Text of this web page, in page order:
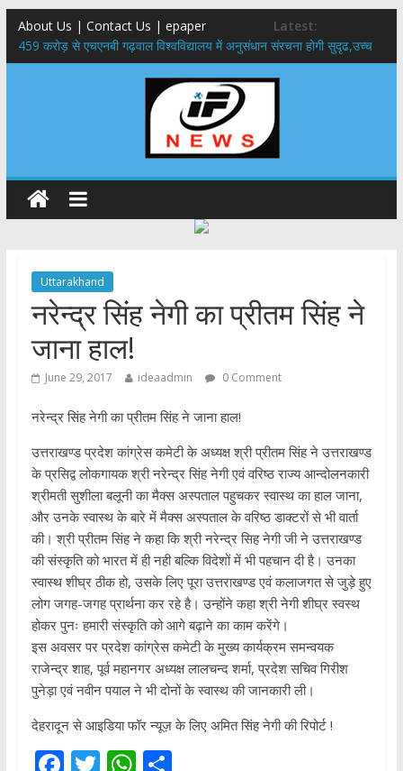
About Us | Contact Us | epaper
Latest:
459 करोड़ से एचएनबी गढ़वाल विश्वविद्यालय में अनुसंधान संरचना होगी सुदृढ,उच्च
शिक्षा मंत्री धन सिंह रावत ने नवनियुक्त केन्द्रीय शिक्षा मंत्री से की मुलाकात
राष्ट्रीय हथकरघा दिवस पर मुख्यमंत्री धामी ने उत्कृष्ट बुनकरों और हस्तशिल्प
​धामी कैबिनेट का बड़ा फैसला: पशुपालकों को 60% तक सब्सिडी, गंगा एक्सप्रेसवे का
​हरिद्वार से वीरभद्र (ऋषिकेश) तक निकली BJYM की भव्य कांवड़ यात्रा; तेजस्वी
सूर्या ने की देश व प्रदेशवासियों के कल्याण की कामना
24×7 अलर्ट मोड में रहें अधिकारी-मुख्य सचिव मानसून-एसईओसी से मुख्य सचिव ने
की विस्तृत समीक्षा कहा-बंद सड़कों को शीघ्र खोला जाए, लोगों को न हो दिक्कत
Uttarakhand
नरेन्द्र सिंह नेगी का प्रीतम सिंह ने
जाना हाल!
June 29, 2017 ideaadmin 0 Comment
नरेन्द्र सिंह नेगी का प्रीतम सिंह ने जाना हाल!
उत्तराखण्ड प्रदेश कांग्रेस कमेटी के अध्यक्ष श्री प्रीतम सिंह ने उत्तराखण्ड
के प्रसिद्व लोकगायक श्री नरेन्द्र सिंह नेगी एवं वरिष्ठ राज्य आन्दोलनकारी
श्रीमती सुशीला बलूनी का मैक्स अस्पताल पहुचकर स्वास्थ का हाल जाना,
और उनके स्वास्थ के बारे में मैक्स अस्पताल के वरिष्ठ डाक्टरों से भी वार्ता
की। श्री प्रीतम सिंह ने कहा कि श्री नरेन्द्र सिह नेगी जी ने उत्तराखण्ड
की संस्कृति को भारत में ही नही बल्कि विदेशों में भी पहचान दी है। उनका
स्वास्थ शीघ्र ठीक हो, उसके लिए पूरा उत्तराखण्ड एवं कलाजगत से जुड़े हुए
लोग जगह-जगह प्रार्थना कर रहे है। उन्होंने कहा श्री नेगी शीघ्र स्वस्थ
होकर पुनः हमारी संस्कृति को आगे बढ़ाने का काम करेंगे।
इस अवसर पर प्रदेश कांग्रेस कमेटी के मुख्य कार्यक्रम समन्वयक
राजेन्द्र शाह, पूर्व महानगर अध्यक्ष लालचन्द शर्मा, प्रदेश सचिव गिरीश
पुनेड़ा एवं नवीन पयाल ने भी दोनों के स्वास्थ की जानकारी ली।
देहरादून से आइडिया फॉर न्यूज़ के लिए अमित सिंह नेगी की रिपोर्ट !